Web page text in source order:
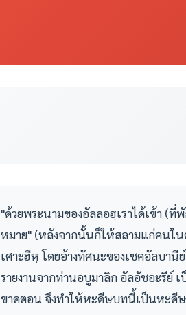
"ด้วยพระนามของอัลลอฮฺเราได้เข้า (
หมาย" (หลังจากนั้นก็ให้สลามแก่คนใ
เศาะฮีหฺ โดยอ้างทัศนะของเชคอัลบา
รายงานจากท่านอบูมาลิก อัลอัชอะรีย์
ขาดตอน จึงทำให้หะดีษบทนี้เป็นหะดี